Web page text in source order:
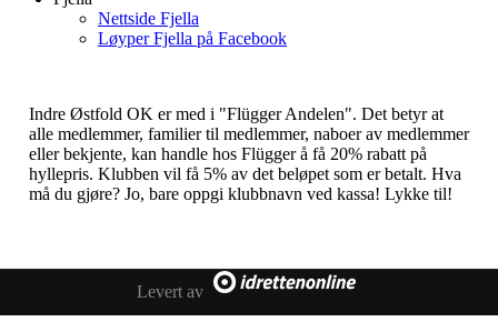
Nettside Fjella
Løyper Fjella på Facebook
Indre Østfold OK er med i "Flügger Andelen". Det betyr at
alle medlemmer, familier til medlemmer, naboer av medlemmer
eller bekjente, kan handle hos Flügger å få 20% rabatt på
hyllepris. Klubben vil få 5% av det beløpet som er betalt. Hva
må du gjøre? Jo, bare oppgi klubbnavn ved kassa! Lykke til!
Levert av